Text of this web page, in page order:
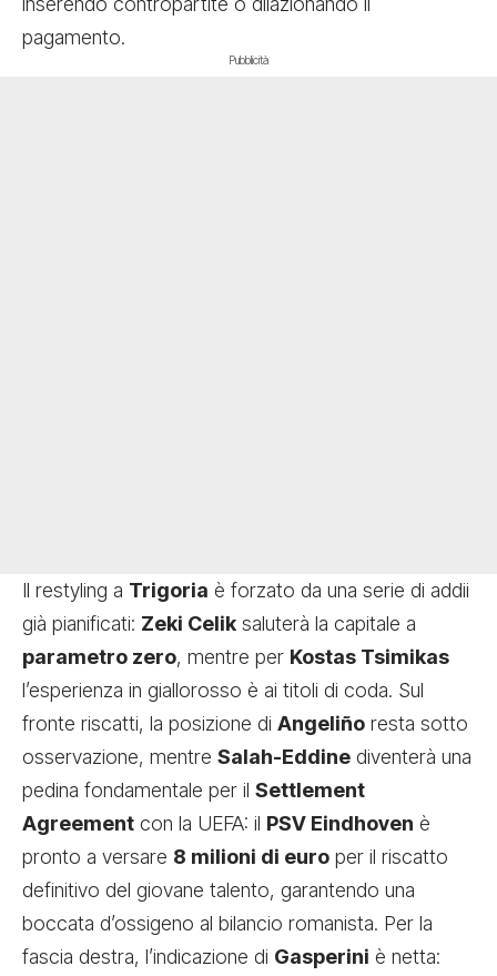
pagamento.
Pubblicità
Il restyling a Trigoria è forzato da una serie di addii
già pianificati: Zeki Celik saluterà la capitale a
parametro zero, mentre per Kostas Tsimikas
l’esperienza in giallorosso è ai titoli di coda. Sul
fronte riscatti, la posizione di Angeliño resta sotto
osservazione, mentre Salah-Eddine diventerà una
pedina fondamentale per il Settlement
Agreement con la UEFA: il PSV Eindhoven è
pronto a versare 8 milioni di euro per il riscatto
definitivo del giovane talento, garantendo una
boccata d’ossigeno al bilancio romanista. Per la
fascia destra, l’indicazione di Gasperini è netta: